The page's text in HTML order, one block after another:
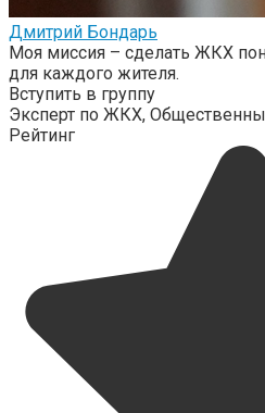
Дмитрий Бондарь
Моя миссия – сделать ЖКХ
для каждого жителя.
Вступить в группу
Эксперт по ЖКХ,
Рейтинг